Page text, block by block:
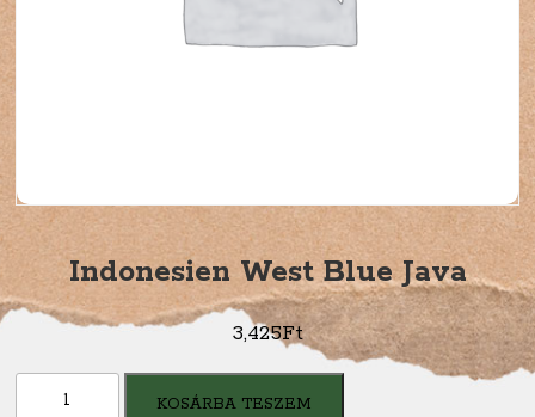
Indonesien West Blue Java
3,425Ft
Indonesien
KOSÁRBA TESZEM